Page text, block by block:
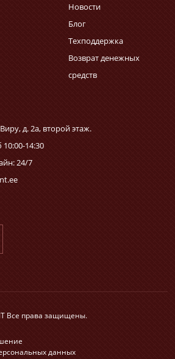
Новости
Блог
Техподдержка
Возврат денежных
средств
д. 2а, второй этаж.
10:00-14:30
24/7
Все права защищены.
данных